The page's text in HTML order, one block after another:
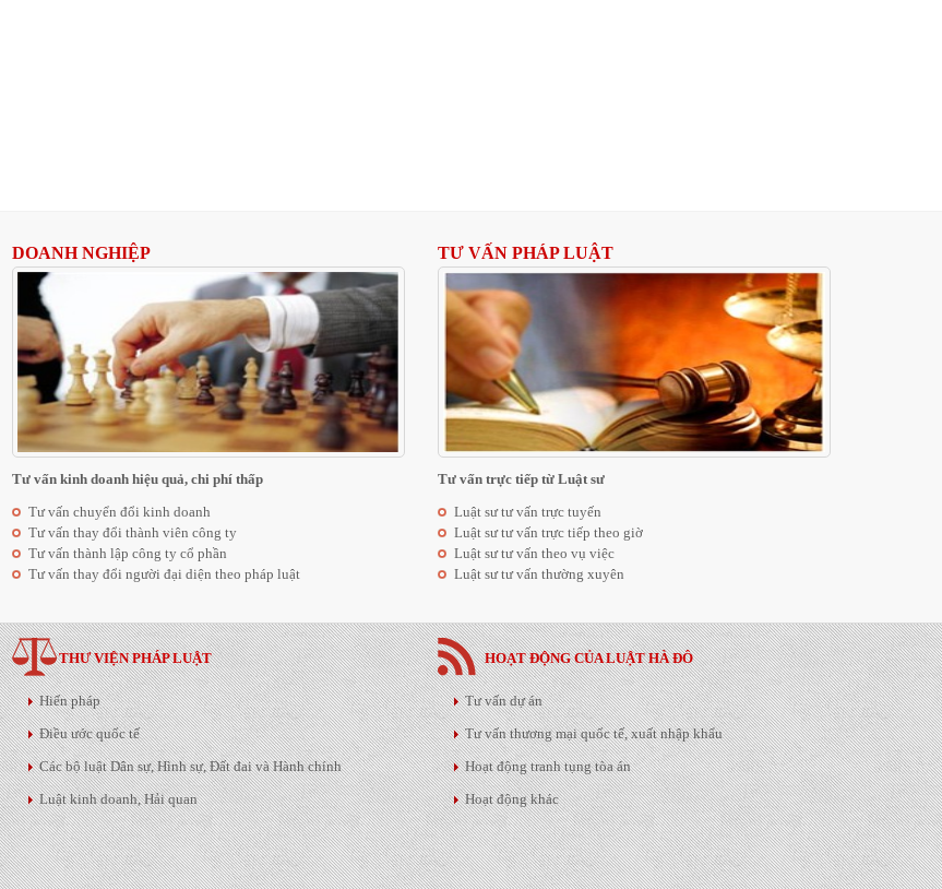
DOANH NGHIỆP
Tư vấn kinh doanh hiệu quả, chi phí thấp
Tư vấn chuyển đổi kinh doanh
Tư vấn thay đổi thành viên công ty
Tư vấn thành lập công ty cổ phần
Tư vấn thay đổi người đại diện theo pháp luật
TƯ VẤN PHÁP LUẬT
Tư vấn trực tiếp từ Luật sư
Luật sư tư vấn trực tuyến
Luật sư tư vấn trực tiếp theo giờ
Luật sư tư vấn theo vụ việc
Luật sư tư vấn thường xuyên
THƯ VIỆN PHÁP LUẬT
Hiến pháp
Điều ước quốc tế
Các bộ luật Dân sự, Hình sự, Đất đai và Hành chính
Luật kinh doanh, Hải quan
HOẠT ĐỘNG CỦA LUẬT HÀ ĐÔ
Tư vấn dự án
Tư vấn thương mại quốc tế, xuất nhập khẩu
Hoạt động tranh tụng tòa án
Hoạt động khác